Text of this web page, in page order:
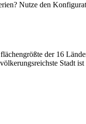
Nutze den
der 16
Stadt